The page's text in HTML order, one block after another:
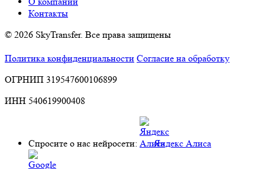
Контакты
© 2026 SkyTransfer. Все права защищены
Политика конфиденциальности Согласие на обработку
ОГРНИП 319547600106899
ИНН 540619900408
Спросите о нас нейросети: Яндекс Алиса